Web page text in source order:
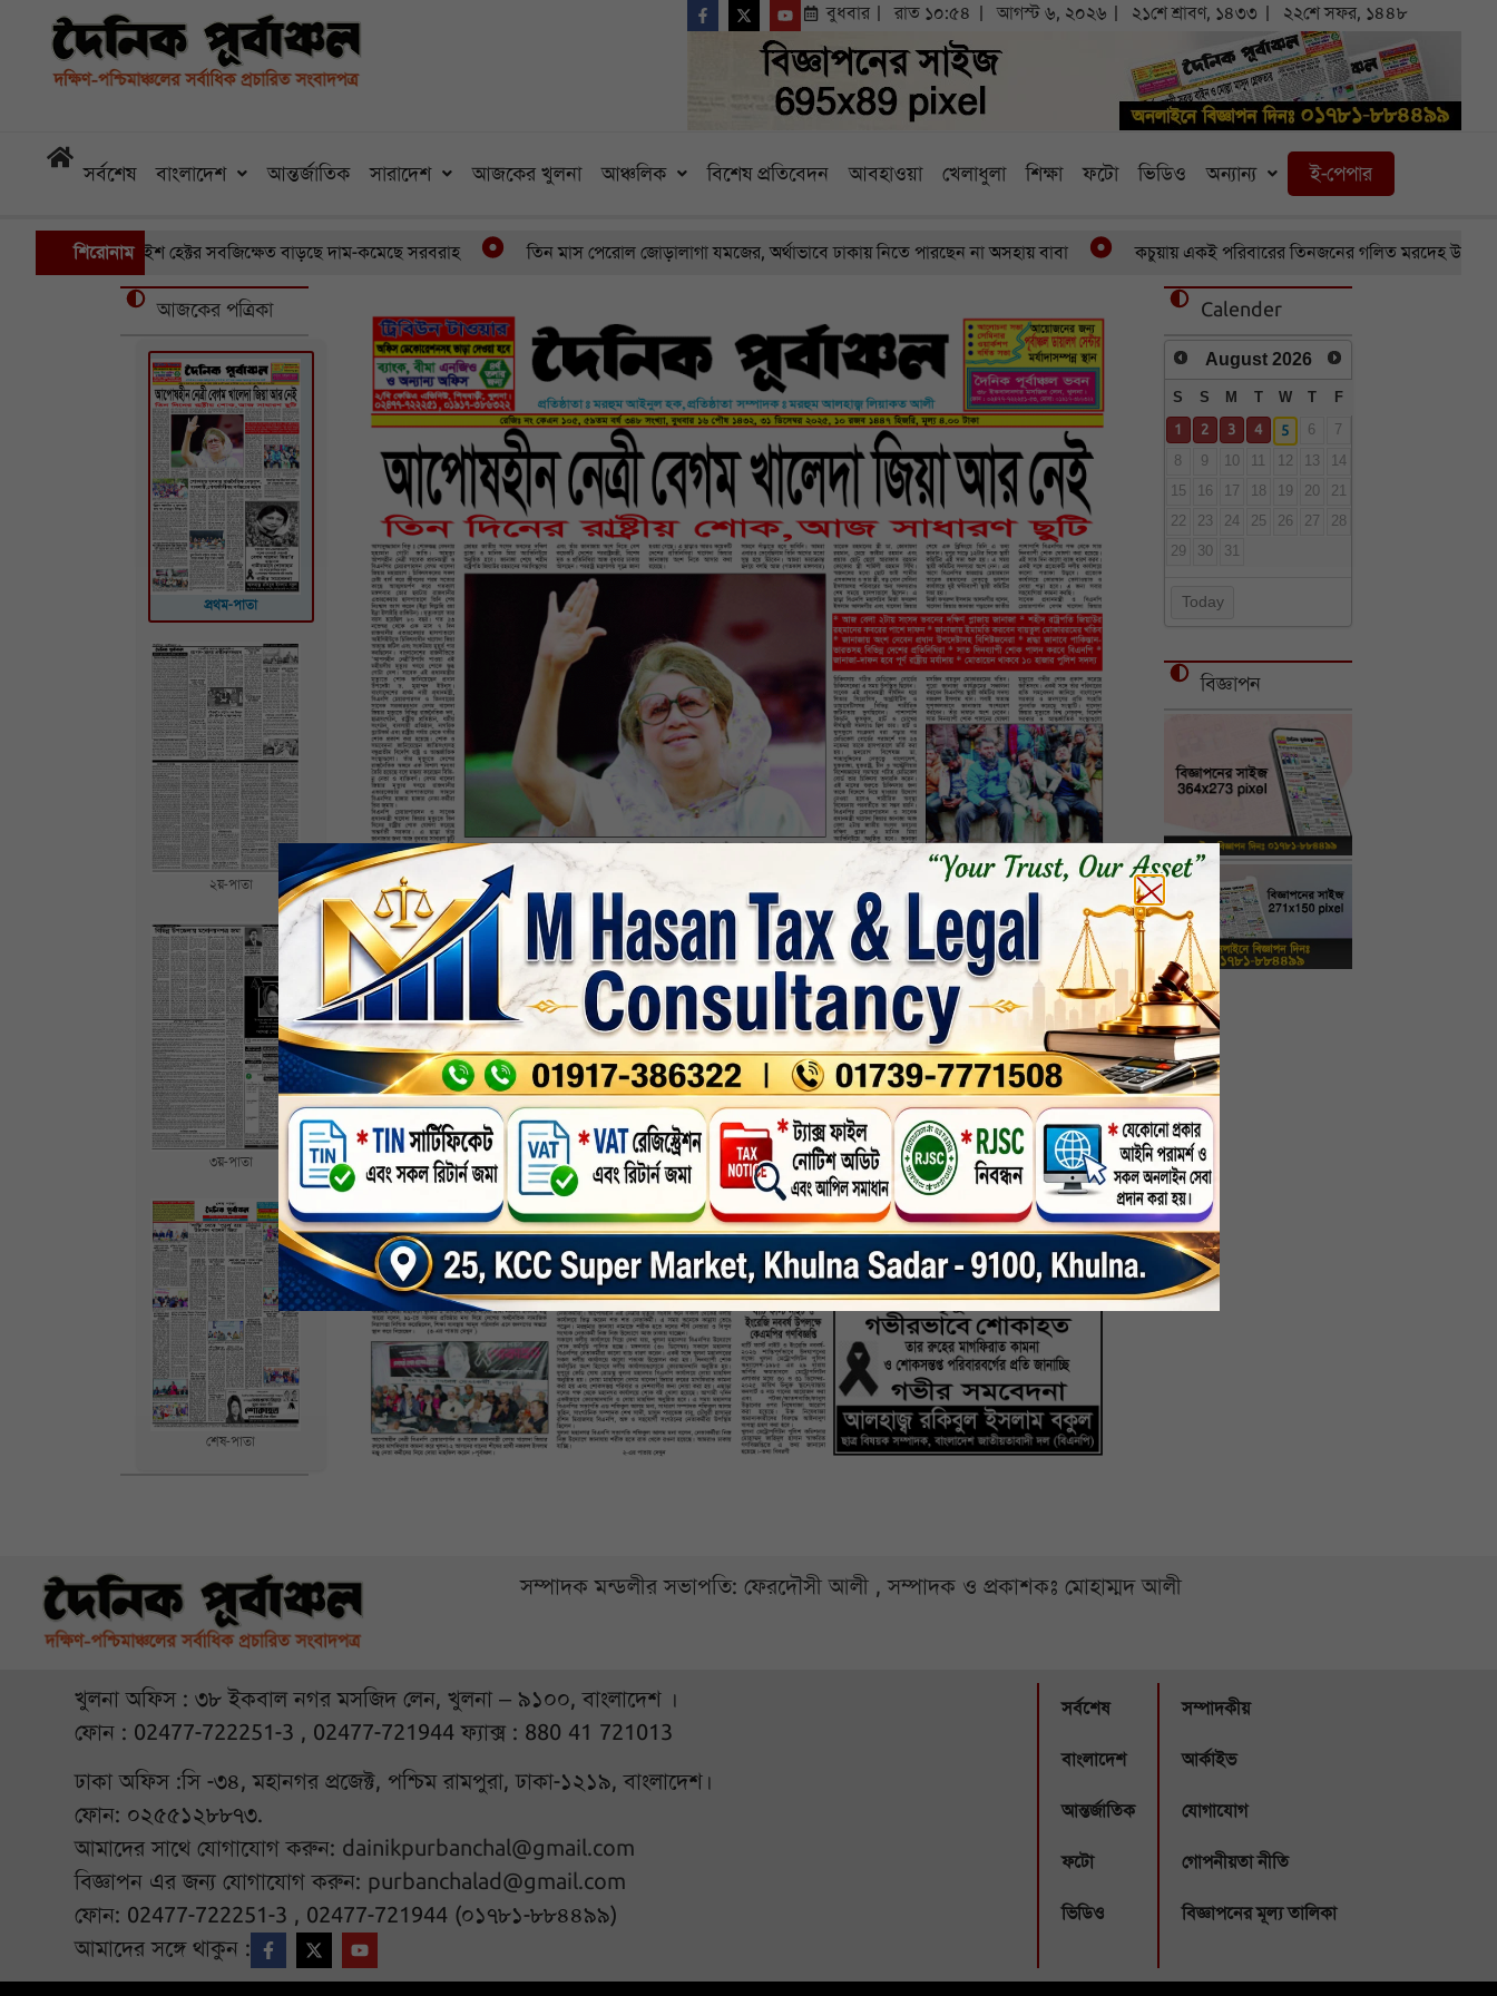
বুধবার রাত ১০:৫৪ আগস্ট ৬, ২০২৬ ২১শে শ্রাবণ, ১৪৩৩ ২২শে সফর, ১৪৪৮
সর্বশেষ বাংলাদেশ আন্তর্জাতিক সারাদেশ আজকের খুলনা আঞ্চলিক বিশেষ প্রতিবেদন আবহাওয়া খেলাধুলা শিক্ষা ফটো ভিডিও অন্যান্য ই-পেপার
শিরোনাম
ডুবেছে আড়াইশ হেক্টর সবজিক্ষেত বাড়ছে দাম-কমেছে সরবরাহ তিন মাস পেরোল জোড়ালাগা যমজের, অর্থাভাবে ঢাকায় নিতে পারছেন না অসহায় বাবা কচুয়ায় একই পরিবারের তিনজনের গলিত মরদেহ উদ্ধার
আজকের পত্রিকা
প্রথম-পাতা
২য়-পাতা
৩য়-পাতা
শেষ-পাতা
Calender
August 2026
S S M T W T F
1 2 3 4 5 6
7
8
9 10 11 12 13
14
15
16 17 18 19 20
21
22
23 24 25 26 27
28
29
30 31
Today
বিজ্ঞাপন
সম্পাদক মন্ডলীর সভাপতি: ফেরদৌসী আলী , সম্পাদক ও প্রকাশকঃ মোহাম্মদ আলী
খুলনা অফিস : ৩৮ ইকবাল নগর মসজিদ লেন, খুলনা – ৯১০০, বাংলাদেশ ।
ফোন : 02477-722251-3 , 02477-721944 ফ্যাক্স : 880 41 721013
ঢাকা অফিস :সি -৩৪, মহানগর প্রজেক্ট, পশ্চিম রামপুরা, ঢাকা-১২১৯, বাংলাদেশ।
ফোন: ০২৫৫১২৮৮৭৩.
আমাদের সাথে যোগাযোগ করুন: dainikpurbanchal@gmail.com
বিজ্ঞাপন এর জন্য যোগাযোগ করুন: purbanchalad@gmail.com
ফোন: 02477-722251-3 , 02477-721944 (০১৭৮১-৮৮৪৪৯৯)
আমাদের সঙ্গে থাকুন :
সর্বশেষ
বাংলাদেশ
আন্তর্জাতিক
ফটো
ভিডিও
সম্পাদকীয়
আর্কাইভ
যোগাযোগ
গোপনীয়তা নীতি
বিজ্ঞাপনের মূল্য তালিকা